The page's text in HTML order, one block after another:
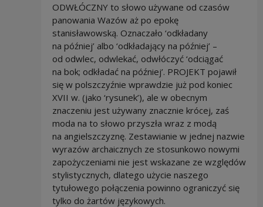
ODWŁÓCZNY to słowo używane od czasów
panowania Wazów aż po epokę
stanisławowską. Oznaczało ‘odkładany
na później’ albo ‘odkładający na później’ –
od odwlec, odwlekać, odwłóczyć ‘odciągać
na bok; odkładać na później’. PROJEKT pojawił
się w polszczyźnie wprawdzie już pod koniec
XVII w. (jako ‘rysunek’), ale w obecnym
znaczeniu jest używany znacznie krócej, zaś
moda na to słowo przyszła wraz z modą
na angielszczyznę. Zestawianie w jednej nazwie
wyrazów archaicznych ze stosunkowo nowymi
zapożyczeniami nie jest wskazane ze względów
stylistycznych, dlatego użycie naszego
tytułowego połączenia powinno ograniczyć się
tylko do żartów językowych.